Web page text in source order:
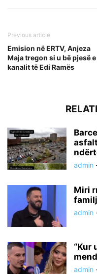
Previous article
Emision në ERTV, Anjeza
Maja tregon si u bë pjesë e
kanalit të Edi Ramës
admin
Miri
admin
“Kur
admin